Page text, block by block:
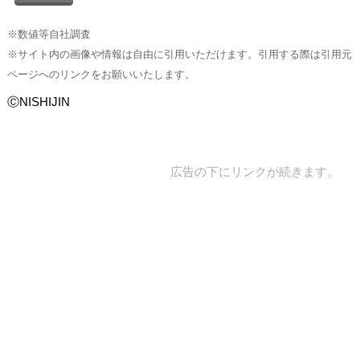
※数値等自社調査
※サイト内の画像や情報は自由に引用いただけます。引用する際は引用元
ページへのリンクをお願いいたします。
ⒸNISHIJIN
広告の下にリンクが続きます。